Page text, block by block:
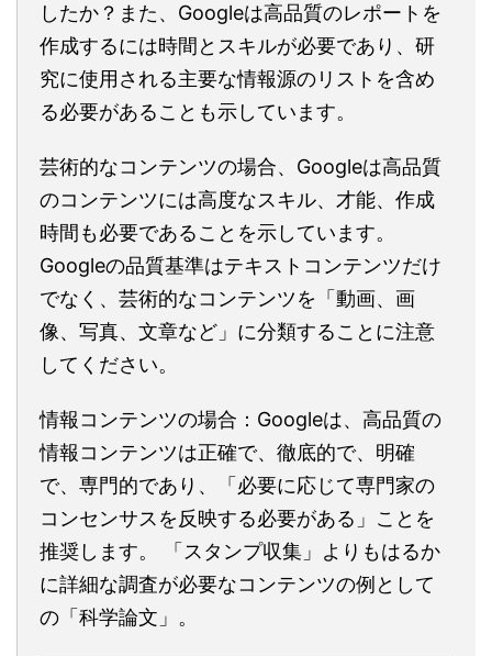
したか？また、Googleは高品質のレポートを
作成するには時間とスキルが必要であり、研
究に使用される主要な情報源のリストを含め
る必要があることも示しています。
芸術的なコンテンツの場合、Googleは高品質
のコンテンツには高度なスキル、才能、作成
時間も必要であることを示しています。
Googleの品質基準はテキストコンテンツだけ
でなく、芸術的なコンテンツを「動画、画
像、写真、文章など」に分類することに注意
してください。
情報コンテンツの場合：Googleは、高品質の
情報コンテンツは正確で、徹底的で、明確
で、専門的であり、「必要に応じて専門家の
コンセンサスを反映する必要がある」ことを
推奨します。 「スタンプ収集」よりもはるか
に詳細な調査が必要なコンテンツの例として
の「科学論文」。